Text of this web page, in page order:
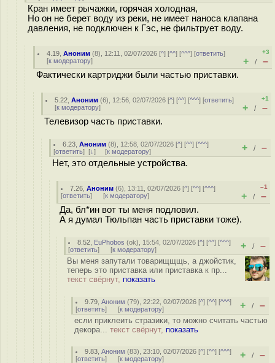
Кран имеет рычажки, горячая холодная,
Но он не берет воду из реки, не имеет наноса клапана
давления, не подключен к Гэс, не фильтрует воду.
4.19 ,Аноним (8), 12:11, 02/07/2026 [^] [^^] [^^^] [ответить]
[к модератору]
+3
+ / –
Фактически картриджи были частью приставки.
5.22 ,Аноним (6), 12:56, 02/07/2026 [^] [^^] [^^^] [ответить]
[к модератору]
+1
+ / –
Телевизор часть приставки.
6.23 ,Аноним (8), 12:58, 02/07/2026 [^] [^^] [^^^]
[ответить] [↓] [к модератору] + / –
Нет, это отдельные устройства.
7.26 ,Аноним (6), 13:11, 02/07/2026 [^] [^^] [^^^]
[ответить] [к модератору]
–1
+ / –
Да, бл*ин вот ты меня подловил.
А я думал Тюльпан часть приставки тоже).
8.52 EuPhobos (ok), 15:54, 02/07/2026 [^] [^^] [^^^]
[ответить] [к модератору] + / –
Вы меня запутали товарищщщь, а джойстик,
теперь это приставка или приставка к пр...
текст свёрнут, показать
9.79 ,Аноним (79), 22:22, 02/07/2026 [^] [^^] [^^^]
[ответить] [к модератору] + / –
если приклеить стразики, то можно считать частью
декора... текст свёрнут, показать
9.83 ,Аноним (83), 23:10, 02/07/2026 [^] [^^] [^^^]
[ответить] [к модератору] + / –